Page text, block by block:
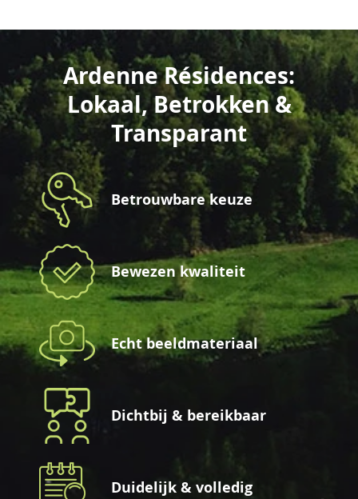
Ardenne Résidences:
Lokaal, Betrokken &
Transparant
Betrouwbare keuze
Bewezen kwaliteit
Echt beeldmateriaal
Dichtbij & bereikbaar
Duidelijk & volledig